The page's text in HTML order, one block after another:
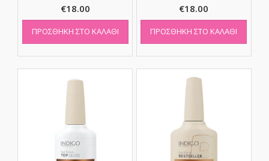
€18.00
ΠΡΟΣΘΉΚΗ ΣΤΟ ΚΑΛΆΘΙ
€18.00
ΠΡΟΣΘΉΚΗ ΣΤΟ ΚΑΛΆΘΙ